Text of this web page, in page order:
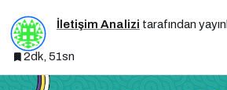
İletişim Analizi tarafından
2dk, 51sn